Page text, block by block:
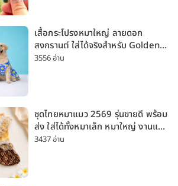
เสื้อกระโปรงหมาใหญ่ ลายดอก
สงกรานต์ ใส่ได้จริงสำหรับ Golden
Husky Labrador [อัปเดต 2026]
3556 อ่าน
ชุดไทยหมาแมว 2569 รุ่นขายดี พร้อม
ส่ง ใส่ได้ทั้งหมาเล็ก หมาใหญ่ งานแต่ง
สงกรานต์ ลอยกระทง
3437 อ่าน